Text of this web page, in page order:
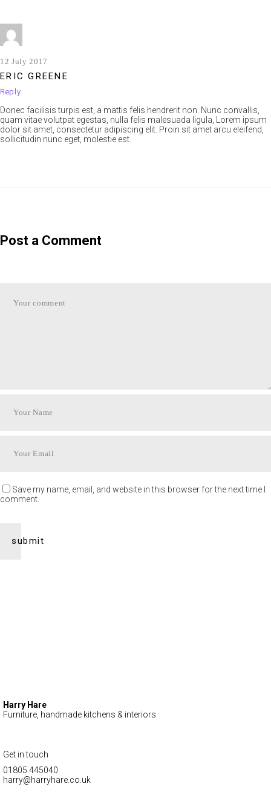
12 July 2017
ERIC GREENE
Reply
Donec facilisis turpis est, a mattis felis hendrerit non. Nunc convallis,
quam vitae volutpat egestas, nulla felis malesuada ligula, Lorem ipsum
dolor sit amet, consectetur adipiscing elit. Proin sit amet arcu eleifend,
sollicitudin nunc eget, molestie est.
Post a Comment
Save my name, email, and website in this browser for the next time I
comment.
Harry Hare
Furniture, handmade kitchens & interiors
Get in touch
01805 445040
harry@harryhare.co.uk